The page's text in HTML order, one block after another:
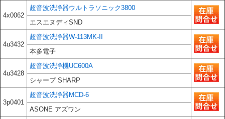
4x0062
超音波洗浄器ウルトラソニック3800
エスエヌディSND
4u3432
超音波洗浄器W-113MK-II
本多電子
4u3428
超音波洗浄機UC600A
シャープ SHARP
3p0401
超音波洗浄器MCD-6
ASONE アズワン